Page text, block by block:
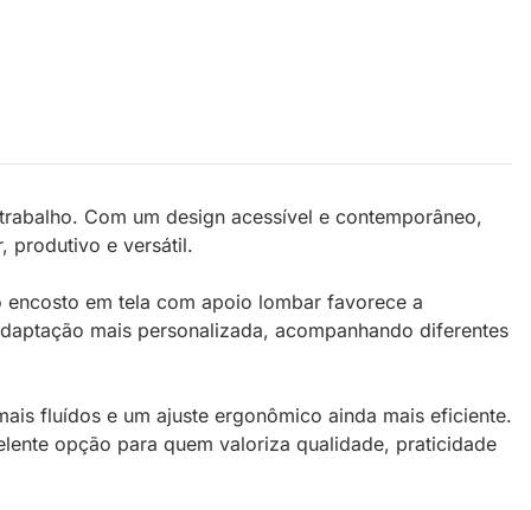
Com um design acessível e contemporâneo,
produtivo e versátil.
em tela com apoio lombar favorece a
mais personalizada, acompanhando diferentes
fluídos e um ajuste ergonômico ainda mais eficiente.
opção para quem valoriza qualidade, praticidade